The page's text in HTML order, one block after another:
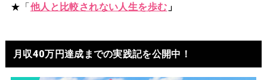
★「 他人と比較されない人生を歩む 」
月収40万円達成までの実践記を公開中！